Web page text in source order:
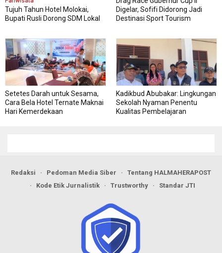
Tujuh Tahun Hotel Molokai,
Bupati Rusli Dorong SDM Lokal
Digelar, Sofifi Didorong Jadi
Destinasi Sport Tourism
Setetes Darah untuk Sesama,
Cara Bela Hotel Ternate Maknai
Hari Kemerdekaan
Kadikbud Abubakar: Lingkungan
Sekolah Nyaman Penentu
Kualitas Pembelajaran
Redaksi Pedoman Media Siber
Tentang HALMAHERAPOST
Kode Etik Jurnalistik
Trustworthy Standar JTI